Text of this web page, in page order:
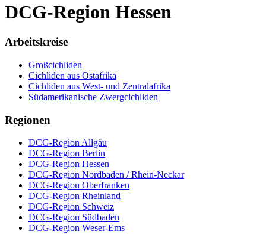
DCG-Region Hessen
Arbeitskreise
Großcichliden
Cichliden aus Ostafrika
Cichliden aus West- und Zentralafrika
Südamerikanische Zwergcichliden
Regionen
DCG-Region Allgäu
DCG-Region Berlin
DCG-Region Hessen
DCG-Region Nordbaden / Rhein-Neckar
DCG-Region Oberfranken
DCG-Region Rheinland
DCG-Region Schweiz
DCG-Region Südbaden
DCG-Region Weser-Ems